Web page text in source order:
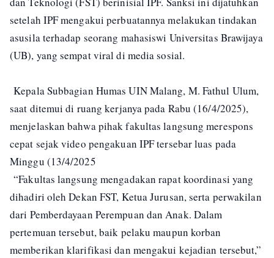
setelah IPF mengakui perbuatannya melakukan tindakan
asusila terhadap seorang mahasiswi Universitas Brawijaya
(UB), yang sempat viral di media sosial.
Kepala Subbagian Humas UIN Malang, M. Fathul Ulum,
saat ditemui di ruang kerjanya pada Rabu (16/4/2025),
menjelaskan bahwa pihak fakultas langsung merespons
cepat sejak video pengakuan IPF tersebar luas pada
Minggu (13/4/2025
“Fakultas langsung mengadakan rapat koordinasi yang
dihadiri oleh Dekan FST, Ketua Jurusan, serta perwakilan
dari Pemberdayaan Perempuan dan Anak. Dalam
pertemuan tersebut, baik pelaku maupun korban
memberikan klarifikasi dan mengakui kejadian tersebut,”